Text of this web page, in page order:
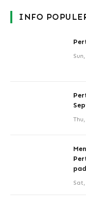
INFO
Thu,
Sat,